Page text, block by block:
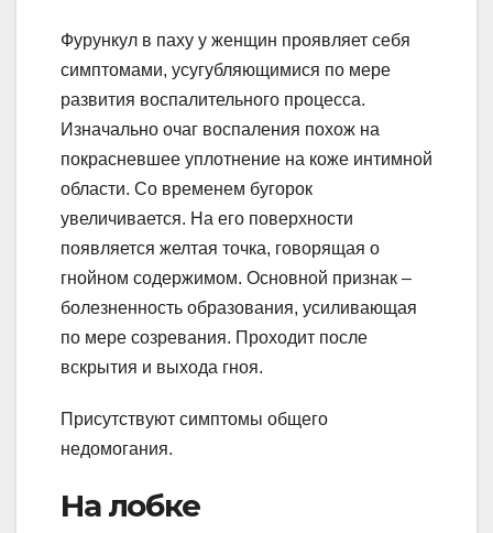
Фурункул в паху у женщин проявляет себя
симптомами, усугубляющимися по мере
развития воспалительного процесса.
Изначально очаг воспаления похож на
покрасневшее уплотнение на коже интимной
области. Со временем бугорок
увеличивается. На его поверхности
появляется желтая точка, говорящая о
гнойном содержимом. Основной признак –
болезненность образования, усиливающая
по мере созревания. Проходит после
вскрытия и выхода гноя.
Присутствуют симптомы общего
недомогания.
На лобке